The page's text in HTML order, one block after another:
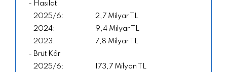
- Hasılat
2,7 Milyar TL
9,4 Milyar TL
7,8 Milyar TL
- Brüt Kâr
173,7 Milyon TL